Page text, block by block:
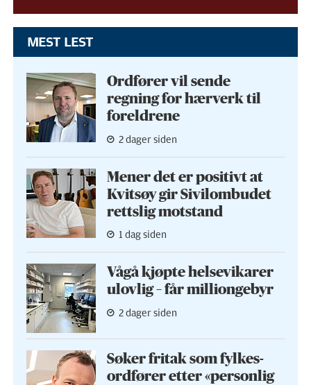
MEST LEST
Ordfører vil sende
regning for hærverk til
foreldrene
2 dager siden
Mener det er positivt at
Kvitsøy gir Sivilombudet
rettslig motstand
1 dag siden
Vågå kjøpte helse­vikarer
ulovlig – får milliongebyr
2 dager siden
Søker fritak som fylkes­
ordfører etter «personlig